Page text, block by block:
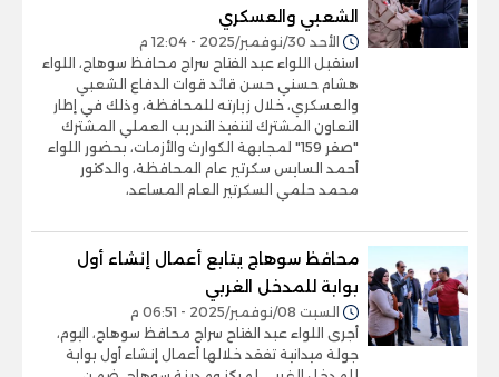
الشعبي والعسكري
الأحد 30/نوفمبر/2025 - 12:04 م
استقبل اللواء عبد الفتاح سراج محافظ سوهاج، اللواء
هشام حسني حسن قائد قوات الدفاع الشعبي
والعسكري، خلال زيارته للمحافظة، وذلك في إطار
التعاون المشترك لتنفيذ التدريب العملي المشترك
"صقر 159" لمجابهة الكوارث والأزمات، بحضور اللواء
أحمد السايس سكرتير عام المحافظة، والدكتور
محمد حلمي السكرتير العام المساعد،
محافظ سوهاج يتابع أعمال إنشاء أول
بوابة للمدخل الغربي
السبت 08/نوفمبر/2025 - 06:51 م
أجرى اللواء عبد الفتاح سراج محافظ سوهاج، اليوم،
جولة ميدانية تفقد خلالها أعمال إنشاء أول بوابة